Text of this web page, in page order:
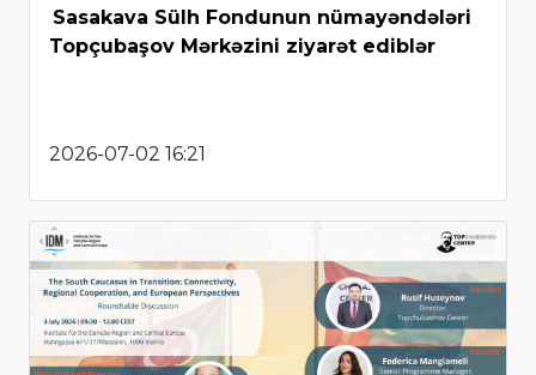
Sasakava Sülh Fondunun nümayəndələri
Topçubaşov Mərkəzini ziyarət ediblər
2026-07-02 16:21